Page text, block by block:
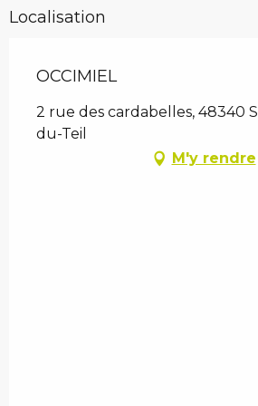
Localisation
OCCIMIEL
2 rue des cardabelles, 48340
du-Teil
M'y rendre